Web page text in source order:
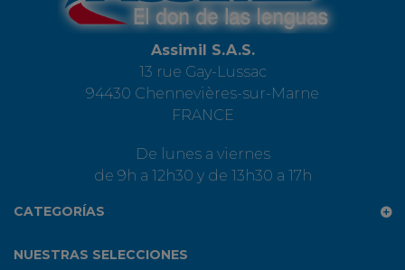
Assimil S.A.S.
13 rue Gay-Lussac
94430 Chennevières-sur-Marne
FRANCE
De lunes a viernes
de 9h a 12h30 y de 13h30 a 17h
CATEGORÍAS
NUESTRAS SELECCIONES